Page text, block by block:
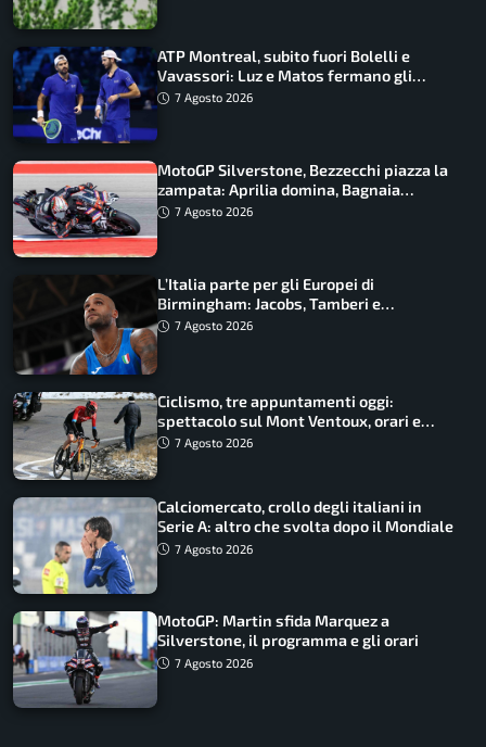
ATP Montreal, subito fuori Bolelli e
Vavassori: Luz e Matos fermano gli
azzurri
7 Agosto 2026
MotoGP Silverstone, Bezzecchi piazza la
zampata: Aprilia domina, Bagnaia
costretto al Q1
7 Agosto 2026
L’Italia parte per gli Europei di
Birmingham: Jacobs, Tamberi e
Battocletti guidano una spedizione
7 Agosto 2026
Ciclismo, tre appuntamenti oggi:
spettacolo sul Mont Ventoux, orari e
come vederli
7 Agosto 2026
Calciomercato, crollo degli italiani in
Serie A: altro che svolta dopo il Mondiale
7 Agosto 2026
MotoGP: Martin sfida Marquez a
Silverstone, il programma e gli orari
7 Agosto 2026